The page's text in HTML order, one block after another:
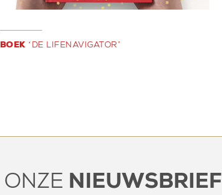
BOEK ‘DE LIFENAVIGATOR’
ONZE NIEUWSBRIEF